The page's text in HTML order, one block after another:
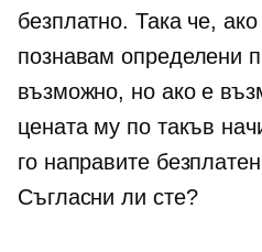
безплатно. Така че,
познавам определени
възможно, но ако е
цената му по такъв
го направите
Съгласни ли сте?